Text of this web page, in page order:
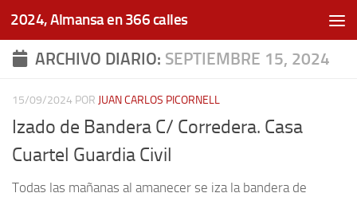
Saltar al contenido
2024, Almansa en 366 calles
ARCHIVO DIARIO: SEPTIEMBRE 15, 2024
15/09/2024 POR JUAN CARLOS PICORNELL
Izado de Bandera C/ Corredera. Casa
Cuartel Guardia Civil
Todas las mañanas al amanecer se iza la bandera de